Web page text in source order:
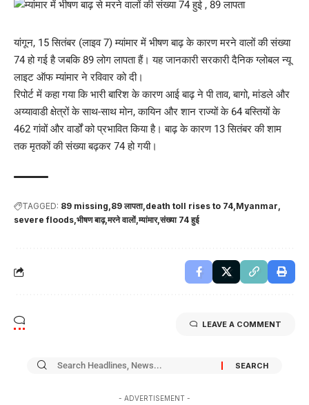
यांगून, 15 सितंबर (लाइव 7) म्यांमार में भीषण बाढ़ के कारण मरने वालों की संख्या
74 हो गई है जबकि 89 लोग लापता हैं। यह जानकारी सरकारी दैनिक ग्लोबल न्यू
लाइट ऑफ म्यांमार ने रविवार को दी।
रिपोर्ट में कहा गया कि भारी बारिश के कारण आई बाढ़ ने पी ताव, बागो, मांडले और
अय्यावाडी क्षेत्रों के साथ-साथ मोन, कायिन और शान राज्यों के 64 बस्तियों के
462 गांवों और वार्डों को प्रभावित किया है। बाढ़ के कारण 13 सितंबर की शाम
तक मृतकों की संख्या बढ़कर 74 हो गयी।
TAGGED: 89 missing 89 लापता death toll rises to 74 Myanmar
severe floods भीषण बाढ़ मरने वालों म्यांमार संख्या 74 हुई
LEAVE A COMMENT
- ADVERTISEMENT -